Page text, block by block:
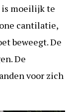
is moeilijk te
cantilatie,
beweegt. De
De
voor zich